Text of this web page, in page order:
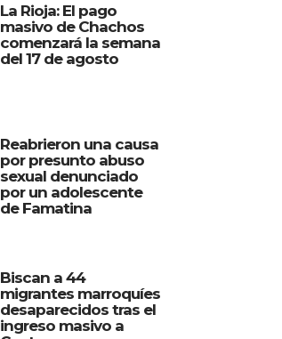
La Rioja: El pago
masivo de Chachos
comenzará la semana
del 17 de agosto
Reabrieron una causa
por presunto abuso
sexual denunciado
por un adolescente
de Famatina
Biscan a 44
migrantes marroquíes
desaparecidos tras el
ingreso masivo a